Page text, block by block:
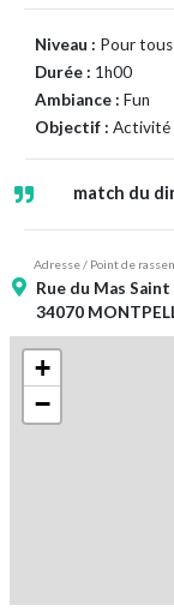
Niveau : Pour tous
Durée : 1h00
Ambiance : Fun
Objectif : Activité
match du
Adresse / Point de
Rue du Mas
34070
+
−